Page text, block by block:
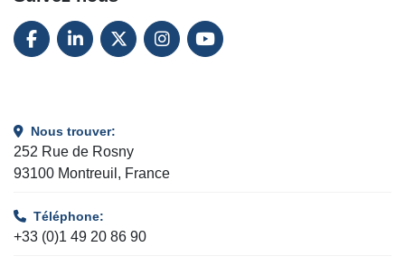
même lors des procédures de routine. Le rideau
d’air double permet au Caleo de mieux maintenir
de l’admission des nourrissons de très faible
poids, un incubateur chaud doit être disponible à
l’improviste.5
C’est pourquoi il est essentiel de disposer d’un
FACEBOOK
LINKEDINTWITTERINSTAGRAM
YOUTUBE
Nous trouver:
252 Rue de Rosny
93100 Montreuil, France
Téléphone:
+33 (0)1 49 20 86 90